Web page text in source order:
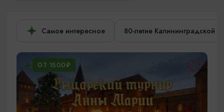
Самое интересное 80-летие Калининградской
ОТ 1500₽